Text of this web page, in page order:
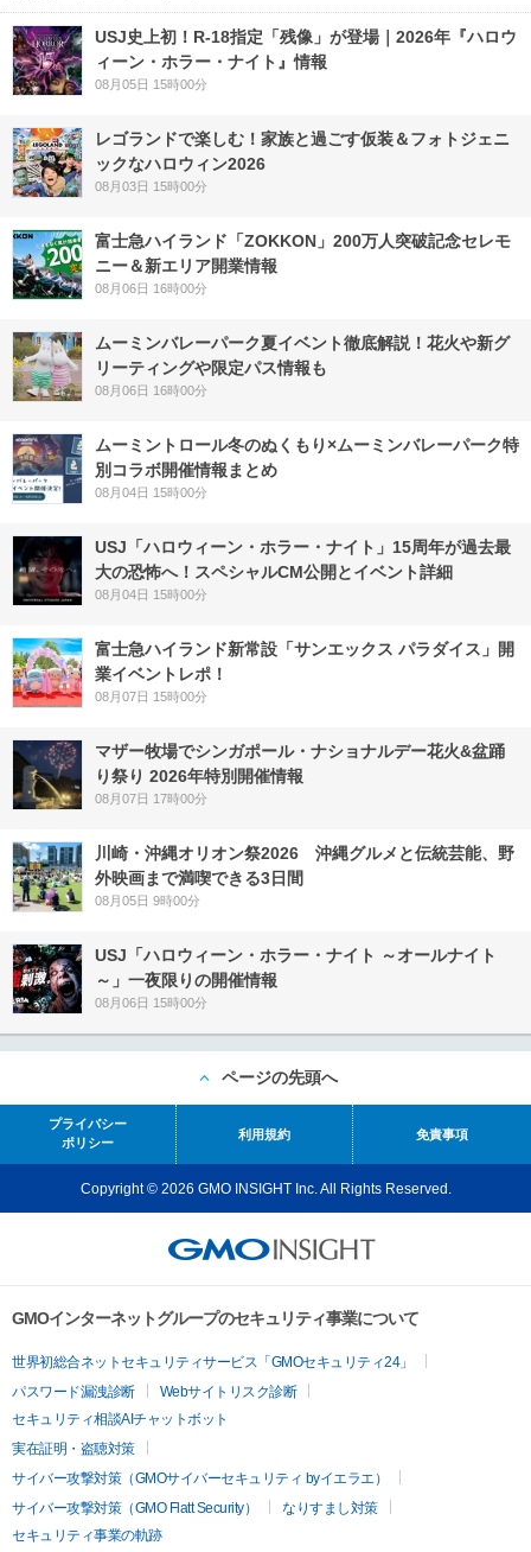
USJ史上初！R-18指定「残像」が登場｜2026年『ハロウ
ィーン・ホラー・ナイト』情報
08月05日 15時00分
レゴランドで楽しむ！家族と過ごす仮装＆フォトジェニ
ックなハロウィン2026
08月03日 15時00分
富士急ハイランド「ZOKKON」200万人突破記念セレモ
ニー＆新エリア開業情報
08月06日 16時00分
ムーミンバレーパーク夏イベント徹底解説！花火や新グ
リーティングや限定パス情報も
08月06日 16時00分
ムーミントロール冬のぬくもり×ムーミンバレーパーク特
別コラボ開催情報まとめ
08月04日 15時00分
USJ「ハロウィーン・ホラー・ナイト」15周年が過去最
大の恐怖へ！スペシャルCM公開とイベント詳細
08月04日 15時00分
富士急ハイランド新常設「サンエックス パラダイス」開
業イベントレポ！
08月07日 15時00分
マザー牧場でシンガポール・ナショナルデー花火&盆踊
り祭り 2026年特別開催情報
08月07日 17時00分
川崎・沖縄オリオン祭2026 沖縄グルメと伝統芸能、野
外映画まで満喫できる3日間
08月05日 9時00分
USJ「ハロウィーン・ホラー・ナイト ～オールナイト
～」一夜限りの開催情報
08月06日 15時00分
ページの先頭へ
プライバシー
ポリシー
利用規約 免責事項
Copyright © 2026 GMO INSIGHT Inc. All Rights Reserved.
GMOインターネットグループのセキュリティ事業について
世界初総合ネットセキュリティサービス「GMOセキュリティ24」
パスワード漏洩診断
Webサイトリスク診断
セキュリティ相談AIチャットボット
実在証明・盗聴対策
サイバー攻撃対策（GMOサイバーセキュリティ byイエラエ）
サイバー攻撃対策（GMO Flatt Security）
なりすまし対策
セキュリティ事業の軌跡